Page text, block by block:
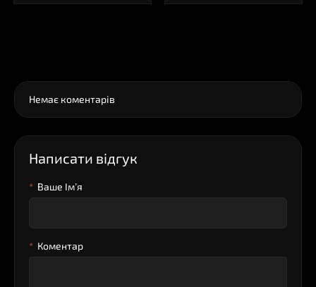
Немає коментарів
Написати відгук
Ваше Iм’я
Коментар